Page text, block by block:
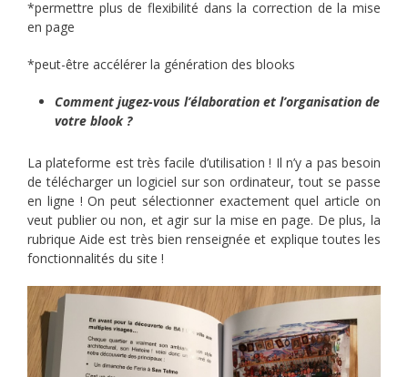
*permettre plus de flexibilité dans la correction de la mise
en page
*peut-être accélérer la génération des blooks
Comment jugez-vous l’élaboration et l’organisation de
votre blook ?
La plateforme est très facile d’utilisation ! Il n’y a pas besoin
de télécharger un logiciel sur son ordinateur, tout se passe
en ligne ! On peut sélectionner exactement quel article on
veut publier ou non, et agir sur la mise en page. De plus, la
rubrique Aide est très bien renseignée et explique toutes les
fonctionnalités du site !